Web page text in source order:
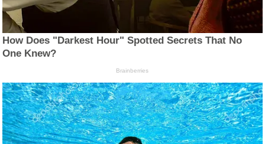
How Does "Darkest Hour" Spotted Secrets That No
One Knew?
Brainberries